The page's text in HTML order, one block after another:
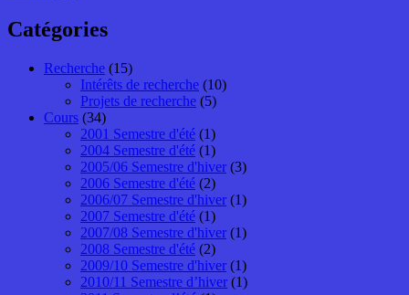
Catégories
Recherche (15)
Intérêts de recherche (10)
Projets de recherche (5)
Cours (34)
2001 Semestre d'été (1)
2004 Semestre d'été (1)
2005/06 Semestre d'hiver (3)
2006 Semestre d'été (2)
2006/07 Semestre d'hiver (1)
2007 Semestre d'été (1)
2007/08 Semestre d'hiver (1)
2008 Semestre d'été (2)
2009/10 Semestre d'hiver (1)
2010/11 Semestre d’hiver (1)